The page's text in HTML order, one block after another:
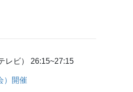
レビ） 26:15~27:15
）開催